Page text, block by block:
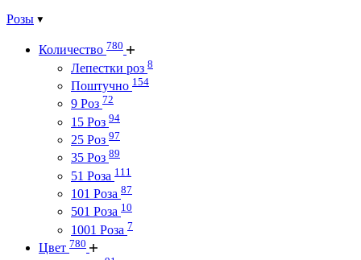
Розы
Количество 780
Лепестки роз 8
Поштучно 154
9 Роз 72
15 Роз 94
25 Роз 97
35 Роз 89
51 Роза 111
101 Роза 87
501 Роза 10
1001 Роза 7
Цвет 780